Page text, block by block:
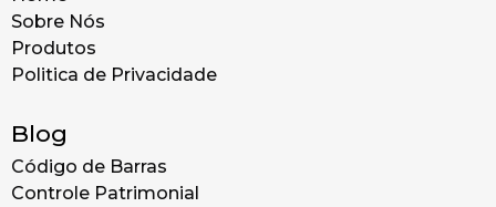
Sobre Nós
Produtos
Politica de Privacidade
Blog
Código de Barras
Controle Patrimonial